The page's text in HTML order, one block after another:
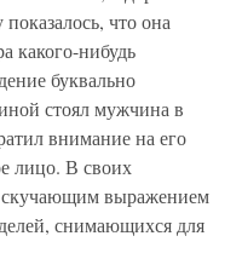
что она
какого-нибудь
буквально
стоял мужчина в
внимание на его
лицо. В своих
скучающим выражением
снимающихся для